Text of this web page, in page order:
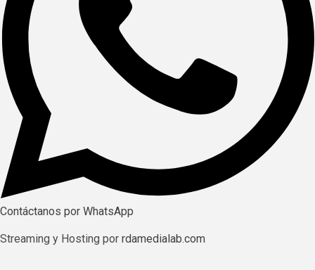
Contáctanos por WhatsApp
Streaming y Hosting por rdamedialab.com